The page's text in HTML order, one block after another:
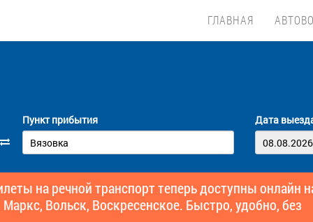
ГЛАВНАЯ
Пункт прибытия Дата
на речной транспорт теперь доступны онлайн
Вольск, Воскресенское. Быстро, удобно, без